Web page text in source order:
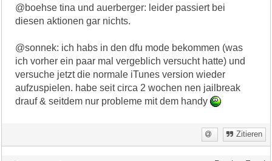
@boehse tina und auerberger: leider passiert bei
diesen aktionen gar nichts.
@sonnek: ich habs in den dfu mode bekommen (was
ich vorher ein paar mal vergeblich versucht hatte) und
versuche jetzt die normale iTunes version wieder
aufzuspielen. habe seit circa 2 wochen nen jailbreak
drauf & seitdem nur probleme mit dem handy
Zitieren